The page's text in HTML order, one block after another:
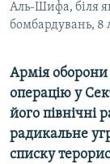
Аль-Шифа, біля
бомбардувань, 8
Армія оборони
операцію у
його північні
радикальне
списку